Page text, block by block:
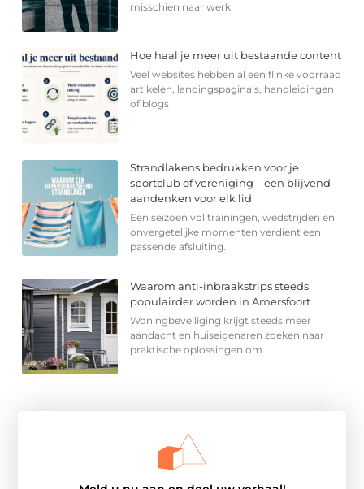
misschien naar werk
Hoe haal je meer uit bestaande content
Veel websites hebben al een flinke voorraad
artikelen, landingspagina’s, handleidingen
of blogs
Strandlakens bedrukken voor je
sportclub of vereniging – een blijvend
aandenken voor elk lid
Een seizoen vol trainingen, wedstrijden en
onvergetelijke momenten verdient een
passende afsluiting.
Waarom anti-inbraakstrips steeds
populairder worden in Amersfoort
Woningbeveiliging krijgt steeds meer
aandacht en huiseigenaren zoeken naar
praktische oplossingen om